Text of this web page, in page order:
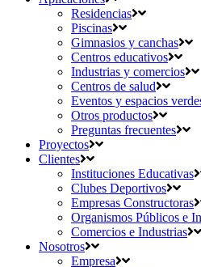
Residencias
Piscinas
Gimnasios y canchas
Centros educativos
Industrias y comercios
Centros de salud
Eventos y espacios
Otros productos
Preguntas frecuentes
Proyectos
Clientes
Instituciones Educativas
Clubes Deportivos
Empresas Constructoras
Organismos Públicos e
Comercios e Industrias
Nosotros
Empresa